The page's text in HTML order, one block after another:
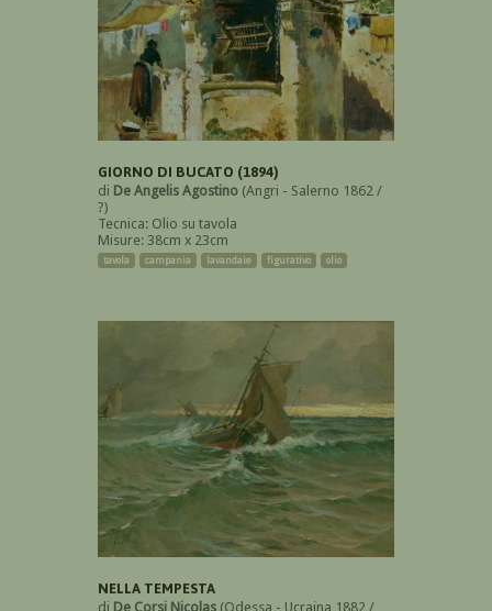
GIORNO DI BUCATO (1894)
di De Angelis Agostino (Angri - Salerno 1862 /
?)
Tecnica: Olio su tavola
Misure: 38cm x 23cm
tavola campania lavandaie figurativo olio
NELLA TEMPESTA
di De Corsi Nicolas (Odessa - Ucraina 1882 /